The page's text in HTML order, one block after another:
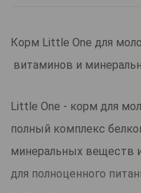
Корм Little One для
витаминов и
Little One - корм для
полный комплекс
минеральных веществ
для полноценного